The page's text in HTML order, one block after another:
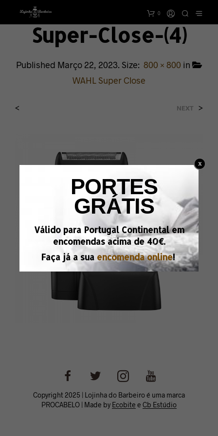
0
Super-Close-(4)
Published Março 22, 2023. Size: 800 × 800 in
WAHL Super Close
< NEXT >
Copyright 2025 | Lojinha do Barbeiro é uma marca
PROCABELO | Made by Ecobite e Cb Estúdio
PORTES
GRÁTIS
Válido para Portugal Continental em
encomendas acima de 40€.
Faça já a sua encomenda online!